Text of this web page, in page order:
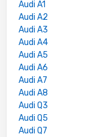
Audi A1
Audi A2
Audi A3
Audi A4
Audi A5
Audi A6
Audi A7
Audi A8
Audi Q3
Audi Q5
Audi Q7